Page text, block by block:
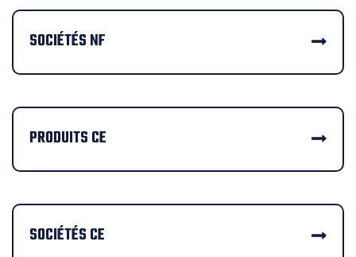
SOCIÉTÉS NF
PRODUITS CE
SOCIÉTÉS CE